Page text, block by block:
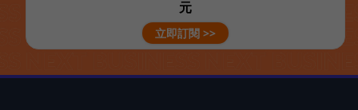
元
立即訂閱 >>